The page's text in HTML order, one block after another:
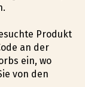
Produkt
an der
ein, wo
von den